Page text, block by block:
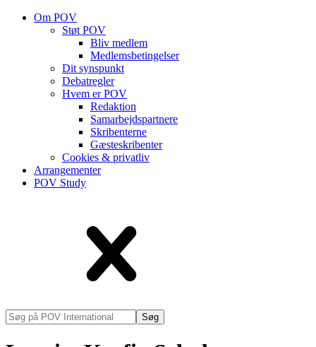
Om POV
Støt POV
Bliv medlem
Medlems­betingelser
Dit synspunkt
Debatregler
Hvem er POV
Redaktion
Samarbejdspartnere
Skribenterne
Gæsteskribenter
Cookies & privatliv
Arrangementer
POV Study
Søg
på